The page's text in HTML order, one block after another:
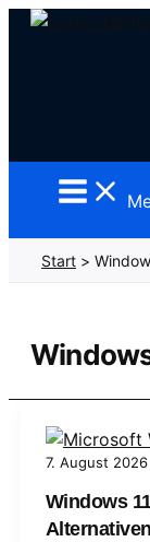
Zum
Start
7. August 2026
Windows